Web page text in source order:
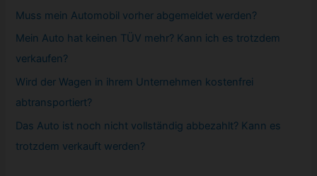
Muss mein Automobil vorher abgemeldet werden?
Mein Auto hat keinen TÜV mehr? Kann ich es trotzdem
verkaufen?
Wird der Wagen in ihrem Unternehmen kostenfrei
abtransportiert?
Das Auto ist noch nicht vollständig abbezahlt? Kann es
trotzdem verkauft werden?